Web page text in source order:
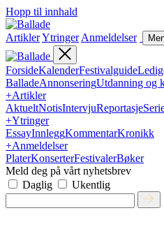
Hopp til innhald
ArtiklerYtringer Anmeldelser
ForsideKalenderFestivalguide
BalladeAnnonseringUtdanning og
+Artikler
AktueltNotisIntervjuReportasje
+Ytringer
EssayInnleggKommentarKronikk
+Anmeldelser
PlaterKonserterFestivalerBøker
Meld deg på vårt nyhetsbrev
Daglig
Ukentlig